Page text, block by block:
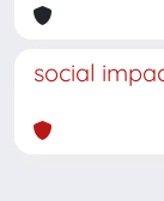
social